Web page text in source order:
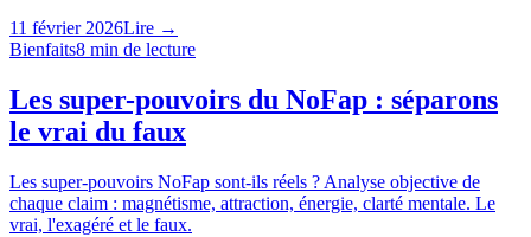
11 février 2026Lire →
Bienfaits8 min de lecture
Les super-pouvoirs du NoFap : séparons
le vrai du faux
Les super-pouvoirs NoFap sont-ils réels ? Analyse objective de
chaque claim : magnétisme, attraction, énergie, clarté mentale. Le
vrai, l'exagéré et le faux.